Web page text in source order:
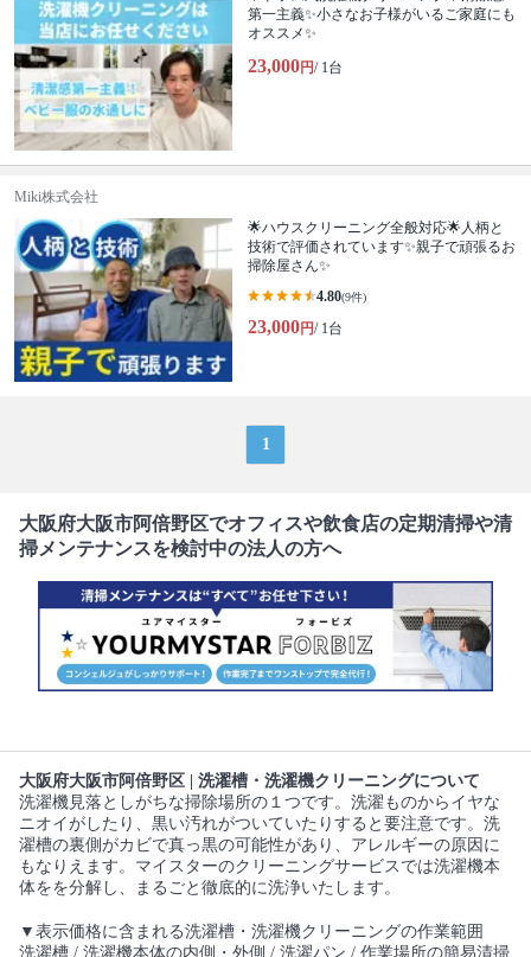
第一主義✨小さなお子様がいるご家庭にも
オススメ✨
23,000円/ 1台
Miki株式会社
🌟ハウスクリーニング全般対応🌟人柄と
技術で評価されています✨親子で頑張るお
掃除屋さん✨
4.80(9件)
23,000円/ 1台
1
大阪府大阪市阿倍野区でオフィスや飲食店の定期清掃や清
掃メンテナンスを検討中の法人の方へ
大阪府大阪市阿倍野区 | 洗濯槽・洗濯機クリーニングについて
洗濯機見落としがちな掃除場所の１つです。洗濯ものからイヤな
ニオイがしたり、黒い汚れがついていたりすると要注意です。洗
濯槽の裏側がカビで真っ黒の可能性があり、アレルギーの原因に
もなりえます。マイスターのクリーニングサービスでは洗濯機本
体をを分解し、まるごと徹底的に洗浄いたします。
▼表示価格に含まれる洗濯槽・洗濯機クリーニングの作業範囲
洗濯槽 / 洗濯機本体の内側・外側 / 洗濯パン / 作業場所の簡易清掃